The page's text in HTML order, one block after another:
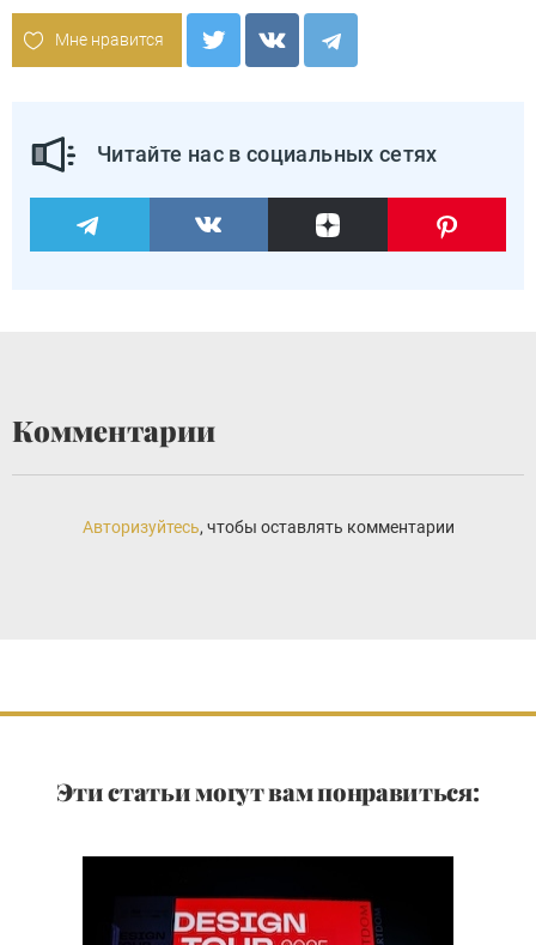
Мне нравится
Читайте нас в социальных сетях
Комментарии
Авторизуйтесь, чтобы оставлять комментарии
Эти статьи могут вам понравиться: